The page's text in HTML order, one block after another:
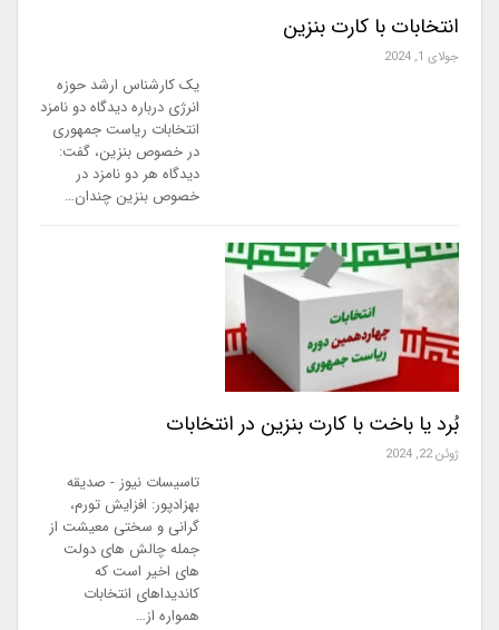
انتخابات با کارت بنزین
جولای 1, 2024
یک کارشناس ارشد حوزه
انرژی درباره دیدگاه دو نامزد
انتخابات ریاست جمهوری
در خصوص بنزین، گفت:
دیدگاه هر دو نامزد در
خصوص بنزین چندان…
بُرد یا باخت با کارت بنزین در انتخابات
ژوئن 22, 2024
تاسیسات نیوز - صدیقه
بهزادپور: افزایش تورم،
گرانی و سختی معیشت از
جمله چالش های دولت
های اخیر است که
کاندیداهای انتخابات
همواره از…